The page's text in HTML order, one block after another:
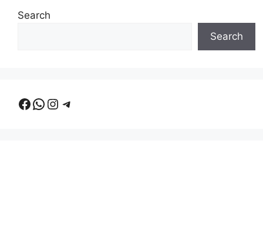
Search
Search
Facebook
WhatsApp
Instagram
Telegram